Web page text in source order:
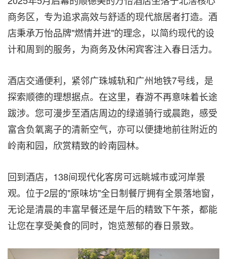
商务区，专为追求高效与舒适的现代旅居者打造。酒
店秉承万怡品牌"燃情并进"的理念，以简约现代的设
计和周到的服务，为商务及休闲宾客注入春日活力。
酒店交通便利，紧邻广珠城轨和广州地铁7号线，是
探索顺德的理想据点。在这里，春游不再意味着长途
跋涉。您可漫步至酒店周边的绿道骑行或晨跑，感受
富含负氧离子的清新空气，亦可以便捷地前往附近的
岭南和园，欣赏精致的岭南园林。
回到酒店，138间现代化客房可远眺城市或河岸景
观。位于2层的"原味坊"全日制餐厅拥有全景落地窗，
无论是清晨的丰富早餐还是午后的精致下午茶，都能
让您在享受美食的同时，饱览葱郁的春日景致。